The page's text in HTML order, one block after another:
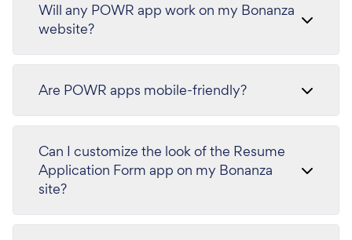
Will any POWR app work on my Bonanza
website?
Are POWR apps mobile-friendly?
Can I customize the look of the Resume
Application Form app on my Bonanza
site?